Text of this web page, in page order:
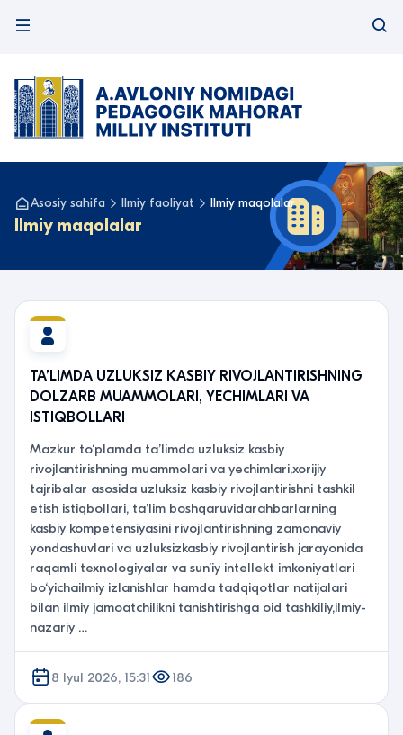
Asosiy sahifa Ilmiy faoliyat Ilmiy maqolalar
Ilmiy maqolalar
TA’LIMDA UZLUKSIZ KASBIY RIVOJLANTIRISHNING
DOLZARB MUAMMOLARI, YECHIMLARI VA
ISTIQBOLLARI
Mazkur to‘plamda ta’limda uzluksiz kasbiy
rivojlantirishning muammolari va yechimlari,xorijiy
tajribalar asosida uzluksiz kasbiy rivojlantirishni tashkil
etish istiqbollari, ta’lim boshqaruvidarahbarlarning
kasbiy kompetensiyasini rivojlantirishning zamonaviy
yondashuvlari va uzluksizkasbiy rivojlantirish jarayonida
raqamli texnologiyalar va sun’iy intellekt imkoniyatlari
bo‘yichailmiy izlanishlar hamda tadqiqotlar natijalari
bilan ilmiy jamoatchilikni tanishtirishga oid tashkiliy,ilmiy-
nazariy …
8 Iyul 2026, 15:31 186